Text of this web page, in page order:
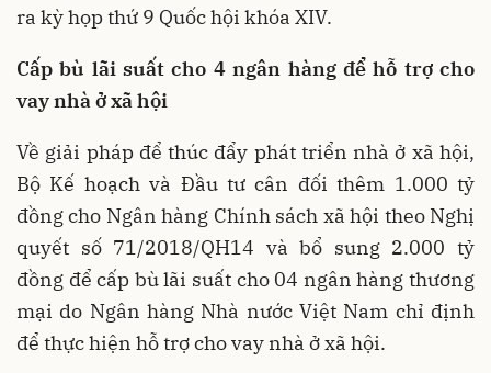
ra kỳ họp thứ 9 Quốc hội khóa XIV.
Cấp bù lãi suất cho 4 ngân hàng để hỗ trợ cho
vay nhà ở xã hội
Về giải pháp để thúc đẩy phát triển nhà ở xã hội,
Bộ Kế hoạch và Đầu tư cân đối thêm 1.000 tỷ
đồng cho Ngân hàng Chính sách xã hội theo Nghị
quyết số 71/2018/QH14 và bổ sung 2.000 tỷ
đồng để cấp bù lãi suất cho 04 ngân hàng thương
mại do Ngân hàng Nhà nước Việt Nam chỉ định
để thực hiện hỗ trợ cho vay nhà ở xã hội.